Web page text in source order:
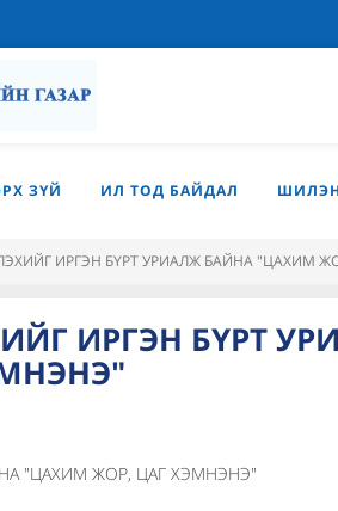
ЗҮЙ ИЛ ТОД БАЙДАЛ
ИРГЭН БҮРТ УРИАЛЖ БАЙНА "ЦАХИМ
ИРГЭН БҮРТ
"ЦАХИМ ЖОР, ЦАГ ХЭМНЭНЭ"